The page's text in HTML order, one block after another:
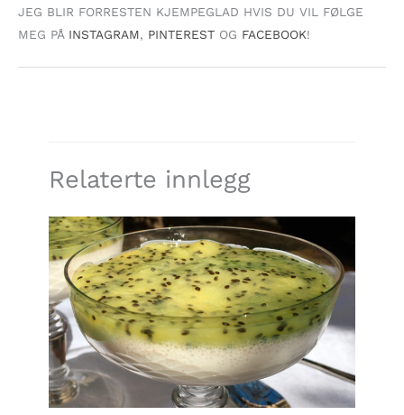
JEG BLIR FORRESTEN KJEMPEGLAD HVIS DU VIL FØLGE
MEG PÅ INSTAGRAM, PINTEREST OG FACEBOOK!
Relaterte innlegg